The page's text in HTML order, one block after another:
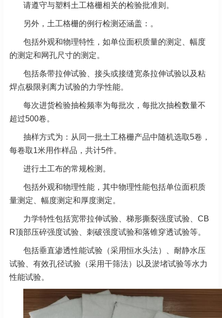
请遵守与塑料土工格栅相关的检验批准则。
另外，土工格栅的例行检测还涵盖：。
包括外观和物理特性，如单位面积质量的测定、幅度
的测定和网孔尺寸的测定。
包括条带拉伸试验、接头或接缝宽条拉伸试验以及粘
焊点极限剥离力试验的力学性能。
每次进货检验抽检频率为每批次，每批次抽检数量不
超过500卷。
抽样方式为：从同一批土工格栅产品中随机选取5卷，
每卷取1米用作样品，共计5件。
进行土工布的常规检测。
包括外观和物理性能，其中物理性能包括单位面积质
量测定、幅度测定和厚度测定。
力学特性包括宽带拉伸试验、梯形撕裂强度试验、CB
R顶部压碎强度试验、刺破强度试验和落锥穿透试验等。
包括垂直渗透性能试验（采用恒水头法）、耐静水压
试验、有效孔径试验（采用干筛法）以及淤堵试验等水力
性能试验。